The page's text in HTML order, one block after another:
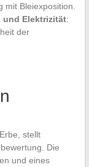
mit Bleiexposition.
und Elektrizität:
der
stellt
Die
und eines